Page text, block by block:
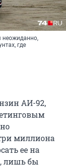
неожиданно,
где
АИ-92,
миллиона
ее на
лишь бы